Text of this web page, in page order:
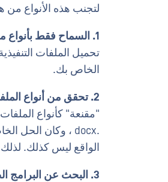
لتجنب هذه الأنواع
1. السماح فقط بأنواع ملفات محددة.
تحميل الملفات
الخاص بك.
2. تحقق من أنواع الملفات.
الواقع ليس كذلك.
3. البحث عن البرامج الضارة.